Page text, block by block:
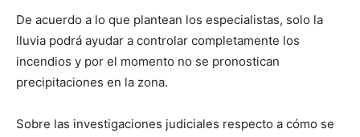
De acuerdo a lo que plantean los especialistas, solo la
lluvia podrá ayudar a controlar completamente los
incendios y por el momento no se pronostican
precipitaciones en la zona.
Sobre las investigaciones judiciales respecto a cómo se